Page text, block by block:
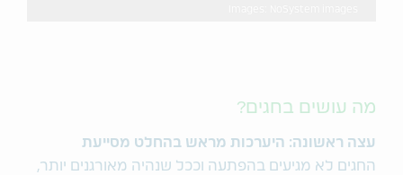
מה עושים בחגים?
עצה ראשונה: היערכות מראש בהחלט מסייעת
החגים לא מגיעים בהפתעה וככל שנהיה מאורגנים יותר,